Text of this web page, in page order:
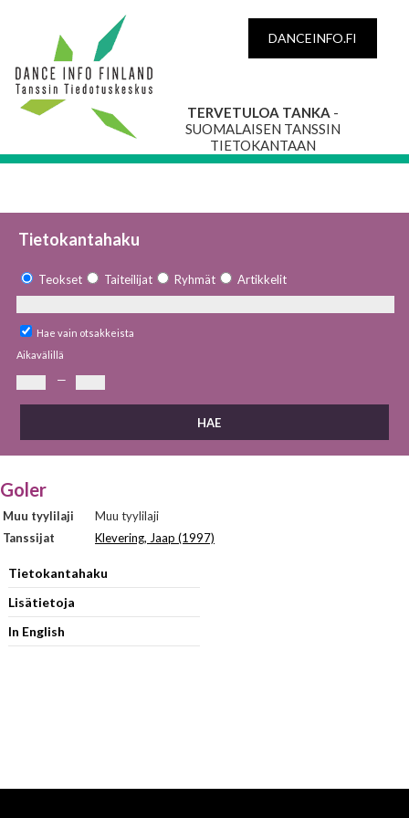
DANCEINFO.FI
TERVETULOA TANKA -
SUOMALAISEN TANSSIN
TIETOKANTAAN
Tietokantahaku
Teokset Taiteilijat Ryhmät Artikkelit
Hae vain otsakkeista
Aikavälillä
—
Goler
Muu tyylilaji
Muu tyylilaji
Tanssijat
Klevering, Jaap (1997)
Tietokantahaku
Lisätietoja
In English